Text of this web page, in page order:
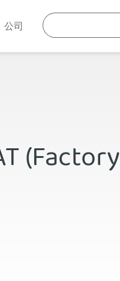
公司
(Factory